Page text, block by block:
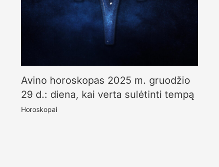
Avino horoskopas 2025 m. gruodžio
29 d.: diena, kai verta sulėtinti tempą
Horoskopai